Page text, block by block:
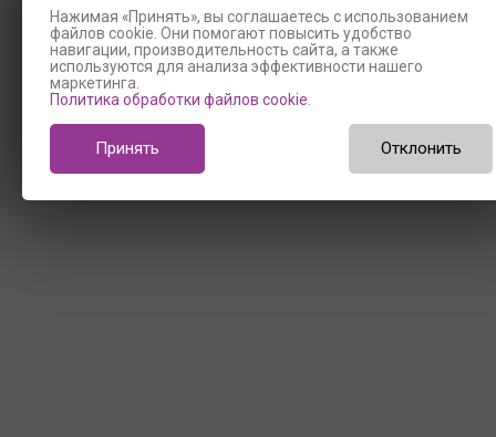
Нажимая «Принять», вы соглашаетесь с использованием
файлов cookie. Они помогают повысить удобство
навигации, производительность сайта, а также
используются для анализа эффективности нашего
маркетинга.
Политика обработки файлов cookie.
Принять Отклонить